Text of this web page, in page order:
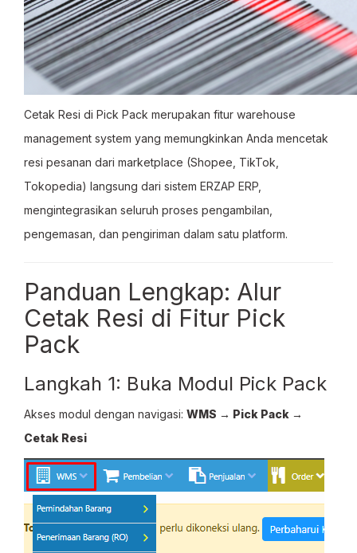
Cetak Resi di Pick Pack merupakan fitur warehouse
management system yang memungkinkan Anda mencetak
resi pesanan dari marketplace (Shopee, TikTok,
Tokopedia) langsung dari sistem ERZAP ERP,
mengintegrasikan seluruh proses pengambilan,
pengemasan, dan pengiriman dalam satu platform.
Panduan Lengkap: Alur
Cetak Resi di Fitur Pick
Pack
Langkah 1: Buka Modul Pick Pack
Akses modul dengan navigasi: WMS → Pick Pack →
Cetak Resi